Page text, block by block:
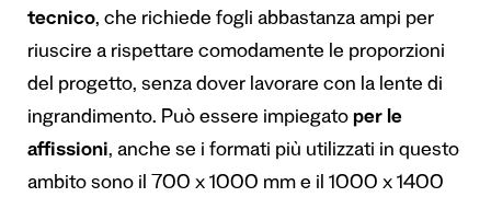
tecnico, che richiede fogli abbastanza ampi per
riuscire a rispettare comodamente le proporzioni
del progetto, senza dover lavorare con la lente di
ingrandimento. Può essere impiegato per le
affissioni, anche se i formati più utilizzati in questo
ambito sono il 700 x 1000 mm e il 1000 x 1400